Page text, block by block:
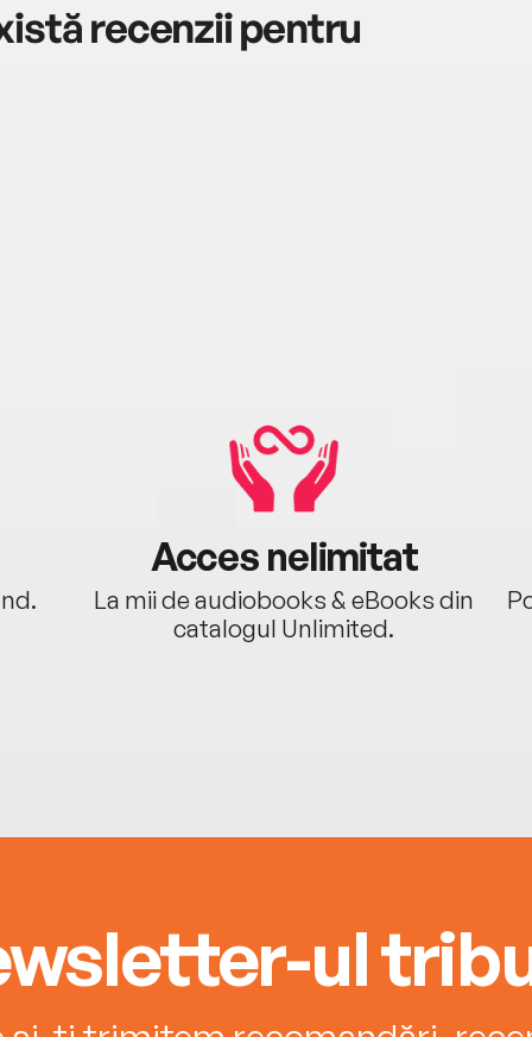
recenzii pentru
Acces nelimitat
La mii de audiobooks & eBooks din
catalogul Unlimited.
ul